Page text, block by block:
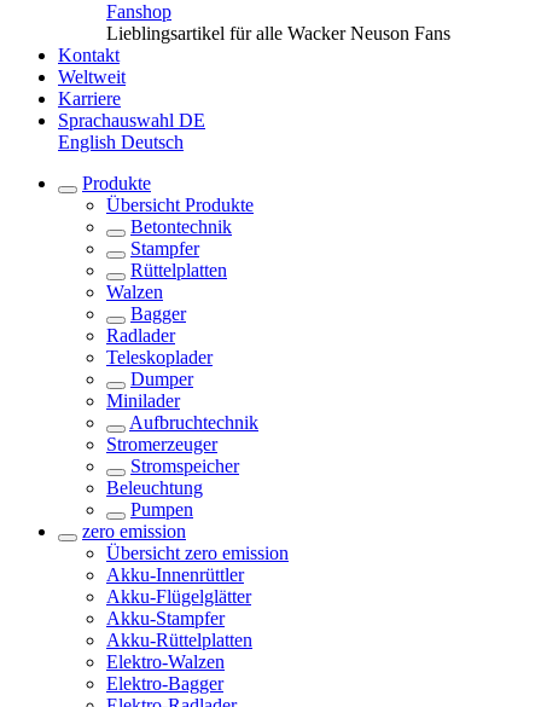
Fanshop
Lieblingsartikel für alle Wacker Neuson Fans
Kontakt
Weltweit
Karriere
Sprachauswahl DE
English Deutsch
Produkte
Übersicht Produkte
Betontechnik
Stampfer
Rüttelplatten
Walzen
Bagger
Radlader
Teleskoplader
Dumper
Minilader
Aufbruchtechnik
Stromerzeuger
Stromspeicher
Beleuchtung
Pumpen
zero emission
Übersicht zero emission
Akku-Innenrüttler
Akku-Flügelglätter
Akku-Stampfer
Akku-Rüttelplatten
Elektro-Walzen
Elektro-Bagger